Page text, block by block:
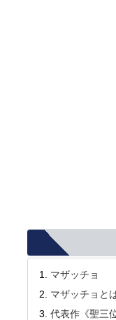
マザッチョ
マザッチョと
代表作《聖三